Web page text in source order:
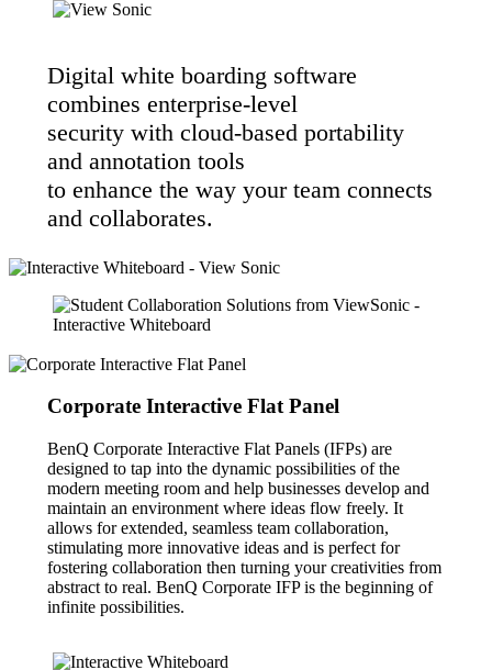
Digital white boarding software
combines enterprise-level
security with cloud-based portability
and annotation tools
to enhance the way your team connects
and collaborates.
Corporate Interactive Flat Panel
BenQ Corporate Interactive Flat Panels (IFPs) are
designed to tap into the dynamic possibilities of the
modern meeting room and help businesses develop and
maintain an environment where ideas flow freely. It
allows for extended, seamless team collaboration,
stimulating more innovative ideas and is perfect for
fostering collaboration then turning your creativities from
abstract to real. BenQ Corporate IFP is the beginning of
infinite possibilities.